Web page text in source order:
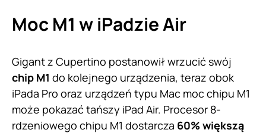
Moc M1 w iPadzie Air
Gigant z Cupertino postanowił wrzucić swój
chip M1 do kolejnego urządzenia, teraz obok
iPada Pro oraz urządzeń typu Mac moc chipu M1
może pokazać tańszy iPad Air. Procesor 8-
rdzeniowego chipu M1 dostarcza 60% większą